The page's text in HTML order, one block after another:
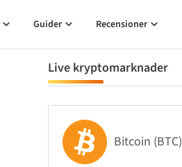
Guider Recensioner
Live kryptomarknader
Bitcoin (BTC)